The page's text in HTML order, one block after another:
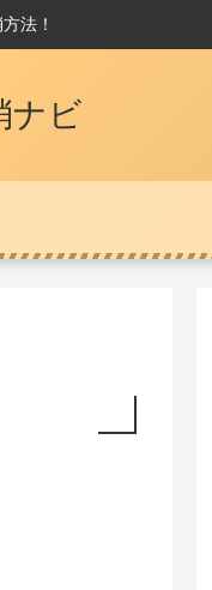
法！
ナビ